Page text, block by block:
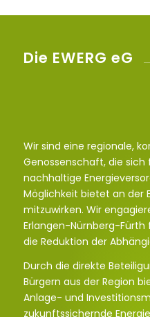
Die EWERG eG
Wir sind eine regionale,
Genossenschaft, die
nachhaltige
Möglichkeit bietet an der
mitzuwirken. Wir
Erlangen-Nürnberg-
die Reduktion der
Durch die direkte
Bürgern aus der Region
Anlage- und
zukunftssichernde